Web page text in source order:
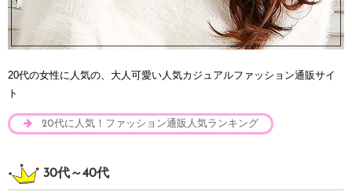
20代の女性に人気の、大人可愛い人気カジュアルファッション通販サイ
ト
20代に人気！ファッション通販人気ランキング
30代～40代